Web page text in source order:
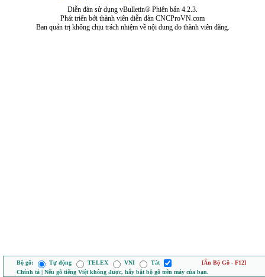
Diễn đàn sử dụng vBulletin® Phiên bản 4.2.3.
Phát triển bởi thành viên diễn đàn CNCProVN.com
Ban quản trị không chịu trách nhiệm về nội dung do thành viên đăng.
Bộ gõ: Tự động TELEX VNI Tắt
[Ẩn Bộ Gõ - F12]
Chính tả | Nếu gõ tiếng Việt không được, hãy bật bộ gõ trên máy của bạn.